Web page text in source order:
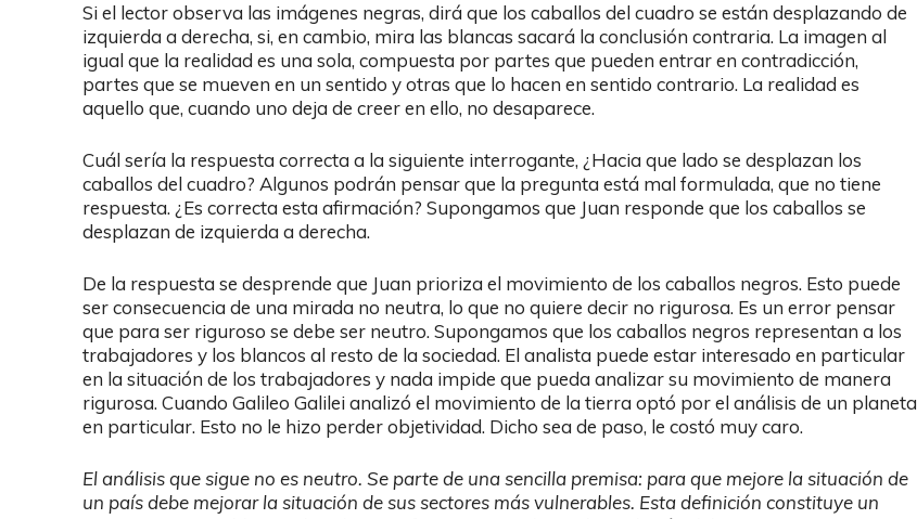
Si el lector observa las imágenes negras, dirá que los caballos del cuadro se están desplazando de
izquierda a derecha, si, en cambio, mira las blancas sacará la conclusión contraria. La imagen al
igual que la realidad es una sola, compuesta por partes que pueden entrar en contradicción,
partes que se mueven en un sentido y otras que lo hacen en sentido contrario. La realidad es
aquello que, cuando uno deja de creer en ello, no desaparece.
Cuál sería la respuesta correcta a la siguiente interrogante, ¿Hacia que lado se desplazan los
caballos del cuadro? Algunos podrán pensar que la pregunta está mal formulada, que no tiene
respuesta. ¿Es correcta esta afirmación? Supongamos que Juan responde que los caballos se
desplazan de izquierda a derecha.
De la respuesta se desprende que Juan prioriza el movimiento de los caballos negros. Esto puede
ser consecuencia de una mirada no neutra, lo que no quiere decir no rigurosa. Es un error pensar
que para ser riguroso se debe ser neutro. Supongamos que los caballos negros representan a los
trabajadores y los blancos al resto de la sociedad. El analista puede estar interesado en particular
en la situación de los trabajadores y nada impide que pueda analizar su movimiento de manera
rigurosa. Cuando Galileo Galilei analizó el movimiento de la tierra optó por el análisis de un planeta
en particular. Esto no le hizo perder objetividad. Dicho sea de paso, le costó muy caro.
El análisis que sigue no es neutro. Se parte de una sencilla premisa: para que mejore la situación de
un país debe mejorar la situación de sus sectores más vulnerables. Esta definición constituye un